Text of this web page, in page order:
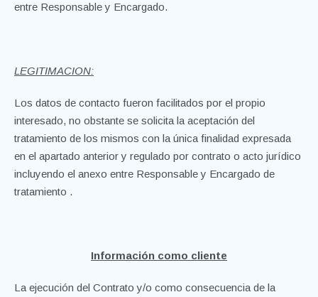
entre Responsable y Encargado.
LEGITIMACION:
Los datos de contacto fueron facilitados por el propio
interesado, no obstante se solicita la aceptación del
tratamiento de los mismos con la única finalidad expresada
en el apartado anterior y regulado por contrato o acto jurídico
incluyendo el anexo entre Responsable y Encargado de
tratamiento .
Información como cliente
La ejecución del Contrato y/o como consecuencia de la